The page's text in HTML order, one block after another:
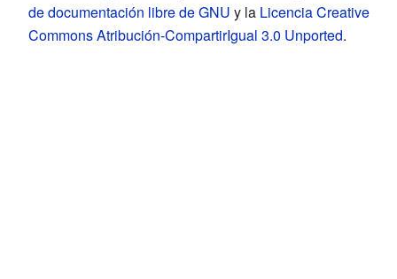
de documentación libre de GNU y la Licencia Creative
Commons Atribución-CompartirIgual 3.0 Unported.